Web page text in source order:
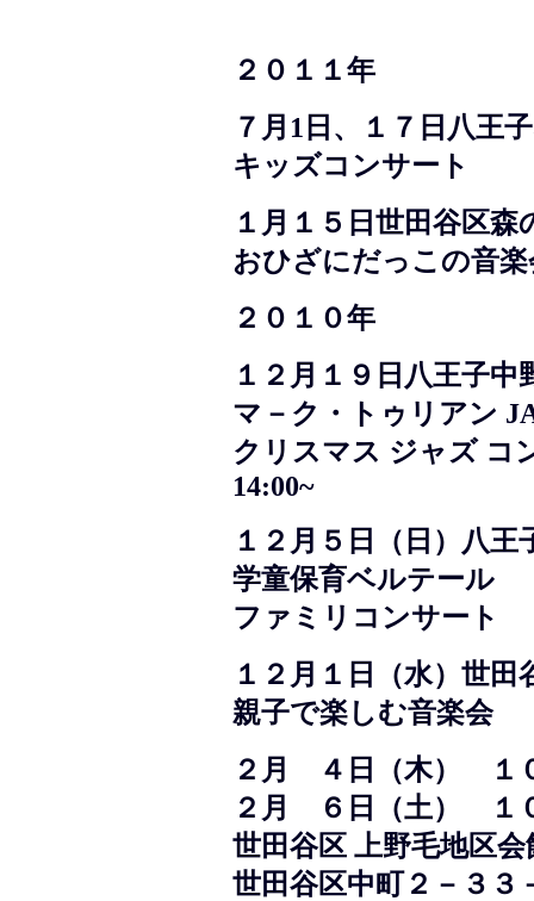
２０１１年
７月1日、１７日八王
キッズコンサート
１月１５日世田谷区森
おひざにだっこの音楽
２０１０年
１２月１９日八王子
マ－ク・トゥリアン
クリスマス ジャズ コ
14:00~
１２月５日（日）八王
学童保育ベルテール
ファミリコンサート
１２月１日（水）世田
親子で楽しむ音楽会
２月 ４日（木）
２月 ６日（土）
世田谷区 上野毛地区
世田谷区中町２－３